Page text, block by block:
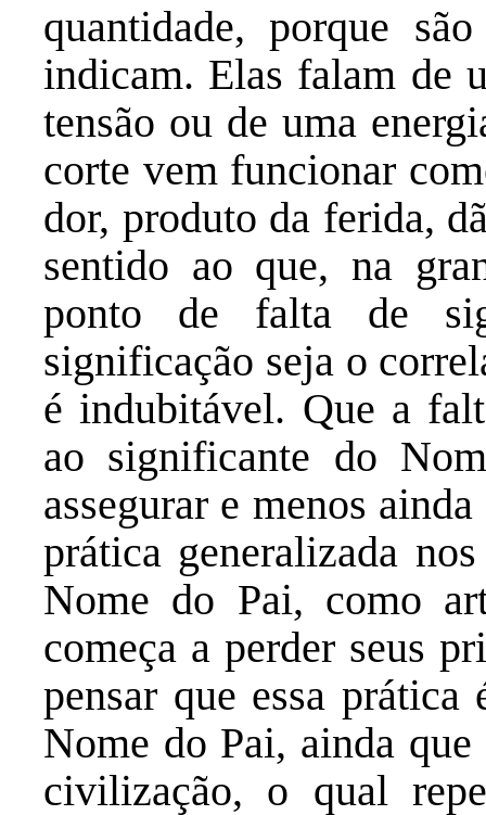
quantidade, porque
indicam. Elas falam de
tensão ou de uma
corte vem funcionar
dor, produto da ferida,
sentido ao que, na
ponto de falta de
significação seja o
é indubitável. Que a
ao significante do
assegurar e menos
prática generalizada
Nome do Pai, como
começa a perder seus
pensar que essa
Nome do Pai, ainda
civilização, o qual